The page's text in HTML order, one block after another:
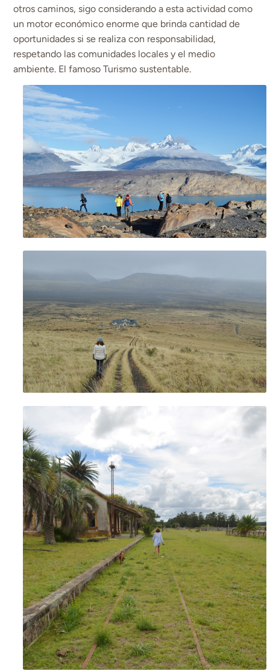
otros caminos, sigo considerando a esta actividad como
un motor económico enorme que brinda cantidad de
oportunidades si se realiza con responsabilidad,
respetando las comunidades locales y el medio
ambiente. El famoso Turismo sustentable.